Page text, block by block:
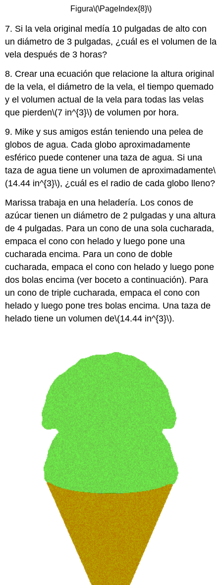
Figura\(\PageIndex{8}\)
7. Si la vela original medía 10 pulgadas de alto con
un diámetro de 3 pulgadas, ¿cuál es el volumen de la
vela después de 3 horas?
8. Crear una ecuación que relacione la altura original
de la vela, el diámetro de la vela, el tiempo quemado
y el volumen actual de la vela para todas las velas
que pierden\(7 in^{3}\) de volumen por hora.
9. Mike y sus amigos están teniendo una pelea de
globos de agua. Cada globo aproximadamente
esférico puede contener una taza de agua. Si una
taza de agua tiene un volumen de aproximadamente\
(14.44 in^{3}\), ¿cuál es el radio de cada globo lleno?
Marissa trabaja en una heladería. Los conos de
azúcar tienen un diámetro de 2 pulgadas y una altura
de 4 pulgadas. Para un cono de una sola cucharada,
empaca el cono con helado y luego pone una
cucharada encima. Para un cono de doble
cucharada, empaca el cono con helado y luego pone
dos bolas encima (ver boceto a continuación). Para
un cono de triple cucharada, empaca el cono con
helado y luego pone tres bolas encima. Una taza de
helado tiene un volumen de\(14.44 in^{3}\).